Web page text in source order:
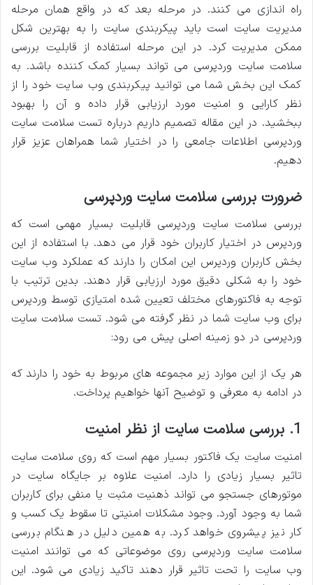
راه اندازی می کنند. در مرحله بعد که در واقع همان مرحله
مدیریت سایت است باید پیکربندی سایت را به بهترین شکل
ممکن مدیریت کرد. در این مرحله استفاده از قابلیت بررسی
سلامت سایت وردپرسی می تواند بسیار کمک کننده باشد. به
کمک این بخش شما می توانید پیکربندی وب سایت خود را از
نظر کارایی و امنیت مورد ارزیابی قرار داده و آن را بهبود
ببخشید. در این مقاله تصمیم داریم درباره تست سلامت سایت
وردپرسی اطلاعات جامعی را در اختیار شما همراهان عزیز قرار
دهیم.
ضرورت بررسی سلامت سایت وردپرسی
بررسی سلامت سایت وردپرسی قابلیت بسیار مهمی است که
وردپرس در اختیار کاربران خود قرار می دهد. با استفاده از این
بخش کاربران وردپرس این امکان را دارند که عملکرد وب سایت
خود را به شکلی دقیق مورد ارزیابی قرار دهند. بدین ترتیب با
توجه به فاکتورهای مختلف تعیین شده امتیازی توسط وردپرس
برای وب سایت شما در نظر گرفته می شود. تست سلامت سایت
وردپرسی در دو زمینه اصلی پیش می رود:
هر یک از این موارد زیر مجموعه های مربوط به خود را دارند که
در ادامه به معرفی و توضیح آنها خواهیم پرداخت.
1. بررسی سلامت سایت از نظر امنیت
امنیت سایت یک فاکتور بسیار مهم است که روی سلامت سایت
تاثیر بسیار زیادی را دارد. امنیت علاوه بر جایگاه سایت در
موتورهای جستجو می تواند ذهنیت مثبت یا منفی برای کاربران
شما به وجود آورد. وجود مشکلات امنیتی تا سقوط یک کسب و
کار نیز پیشروی خواهد کرد. به همین دلیل در هنگام بررسی
سلامت سایت وردپرسی روی موضوعاتی که می توانند امنیت
وب سایت را تحت تاثیر قرار دهند تاکید زیادی می شود. این